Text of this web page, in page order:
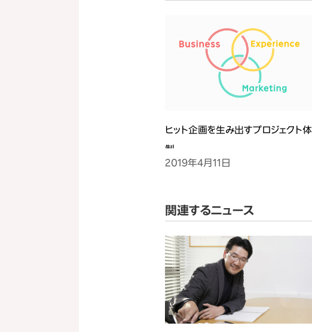
ヒット企画を生み出すプロジェクト体
制
2019年4月11日
関連するニュース